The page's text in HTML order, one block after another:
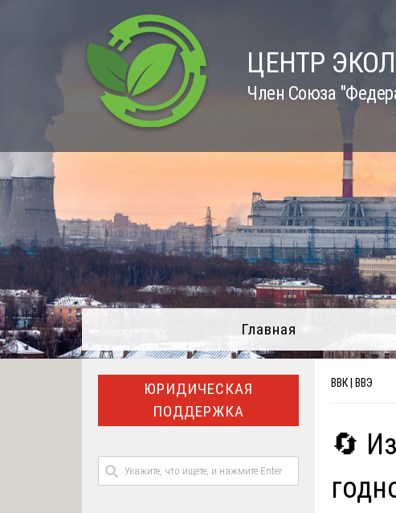
ЦЕНТР
Член Союза
Главная
ВВК | ВВЭ
🔄
ЮРИДИЧЕСКАЯ
ПОДДЕРЖКА